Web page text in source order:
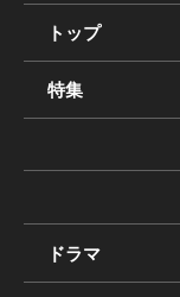
トップ
特集
ドラマ